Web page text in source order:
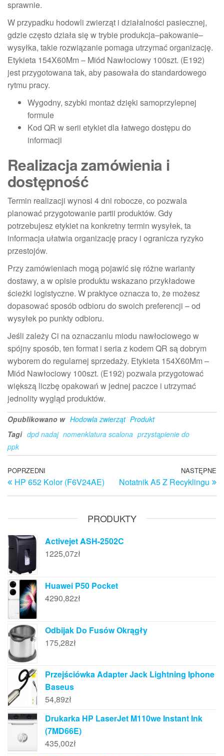
sprawnie.
W przypadku hodowli zwierząt i działalności pasiecznej,
gdzie często działa się w trybie produkcja–pakowanie–
wysyłka, takie rozwiązanie pomaga utrzymać organizację.
Etykieta 154X60Mm – Miód Nawłociowy 100szt. (E192)
jest przygotowana tak, aby pasowała do standardowego
rytmu pracy.
Wygodny, szybki montaż dzięki samoprzylepnej
formule
Kod QR w serii etykiet dla łatwego dostępu do
informacji
Realizacja zamówienia i
dostępność
Termin realizacji wynosi 4 dni robocze, co pozwala
planować przygotowanie partii produktów. Gdy
potrzebujesz etykiet na konkretny termin wysyłek, ta
informacja ułatwia organizację pracy i ogranicza ryzyko
przestojów.
Przy zamówieniach mogą pojawić się różne warianty
dostawy, a w opisie produktu wskazano przykładowe
ścieżki logistyczne. W praktyce oznacza to, że możesz
dopasować sposób odbioru do swoich preferencji – od
wysyłek po punkty odbioru.
Jeśli zależy Ci na oznaczaniu miodu nawłociowego w
spójny sposób, ten format i seria z kodem QR są dobrym
wyborem do regularnej sprzedaży. Etykieta 154X60Mm –
Miód Nawłociowy 100szt. (E192) pozwala przygotować
większą liczbę opakowań w jednej paczce i utrzymać
jednolity wygląd produktów.
Opublikowano w Hodowla zwierząt Produkt
Tagi dpd nadaj nomenklatura scalona przystąpienie do
ppk
Nawigacja
wpisu
Poprzedni
wpis
POPRZEDNI
HP 652 Kolor (F6V24AE)
NASTĘPNE
Notatnik A5 Z Recyklingu
PRODUKTY
Activejet ASH-2502C
1225,07zł
Huawei P50 Pocket
4290,82zł
Odbijak Do Fusów Okrągły
175,28zł
Przejściówka Adapter Jack Lightning Iphone
Baseus
54,89zł
Drukarka HP LaserJet M110we Instant Ink
(7MD66E)
435,00zł